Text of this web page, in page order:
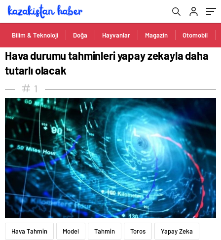
Bilim & Teknoloji Doğa Hayvanlar Magazin Otomobil
Hava durumu tahminleri yapay zekayla daha
tutarlı olacak
1
Hava Tahmin Model Tahmin Toros Yapay Zeka